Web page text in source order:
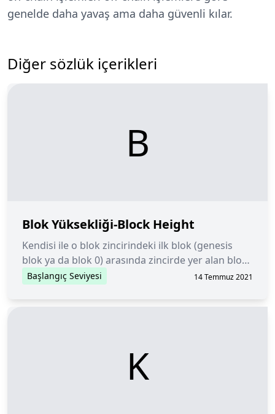
genelde daha yavaş ama daha güvenli kılar.
Diğer sözlük içerikleri
B
Blok Yüksekliği-Block Height
Kendisi ile o blok zincirindeki ilk blok (genesis
blok ya da blok 0) arasında zincirde yer alan blok
sayısı.
Başlangıç Seviyesi 14 Temmuz 2021
K